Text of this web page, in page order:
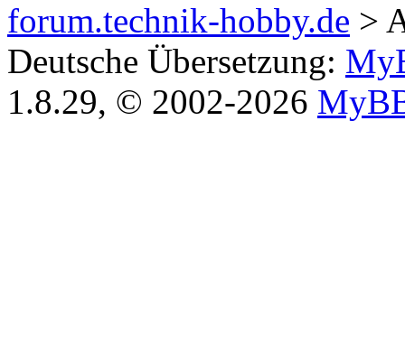
forum.technik-hobby.de >
Deutsche Übersetzung:
1.8.29, © 2002-2026